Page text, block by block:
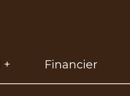
+ Financier